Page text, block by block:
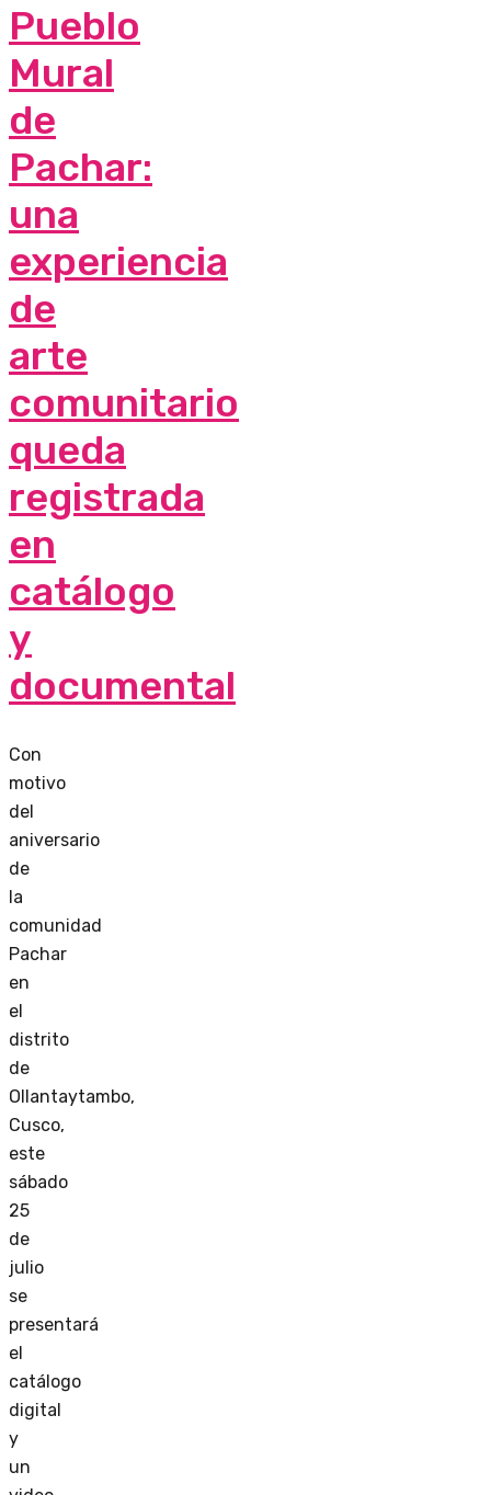
Pueblo
Mural
de
Pachar:
una
experiencia
de
arte
comunitario
queda
registrada
en
catálogo
y
documental
Con
motivo
del
aniversario
de
la
comunidad
Pachar
en
el
distrito
de
Ollantaytambo,
Cusco,
este
sábado
25
de
julio
se
presentará
el
catálogo
digital
y
un